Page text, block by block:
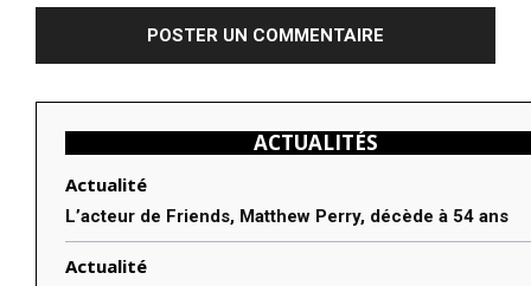
ACTUALITÉS
Actualité
L’acteur de Friends, Matthew Perry, décède à 54 ans
Actualité